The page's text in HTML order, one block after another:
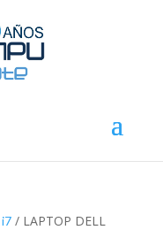
/ LAPTOP DELL